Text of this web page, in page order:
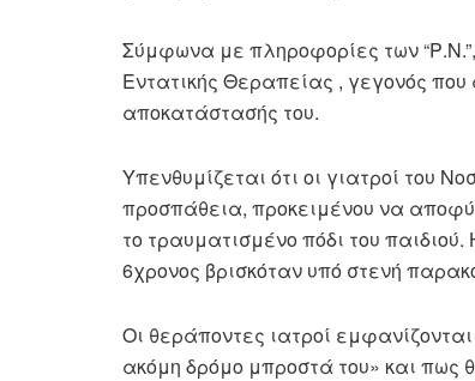
Σύμφωνα με πληροφορίες των
Εντατικής Θεραπείας , γεγονός που
αποκατάστασής του.
Υπενθυμίζεται ότι οι γιατροί του
προσπάθεια, προκειμένου να
το τραυματισμένο πόδι του
6χρονος βρισκόταν υπό στενή
Οι θεράποντες ιατροί
ακόμη δρόμο μπροστά του» και πως